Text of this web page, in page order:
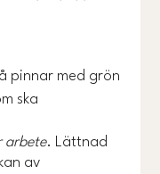
pinnar med grön
ska
arbete. Lättnad
av